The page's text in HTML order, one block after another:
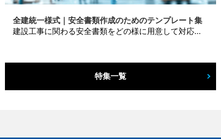
全建統一様式｜安全書類作成のためのテンプレート集
建設工事に関わる安全書類をどの様に用意して対応するか？関連書式テンプレートから書き方の注意点などの役立つコラムをbizoceanがお届けします。
特集一覧